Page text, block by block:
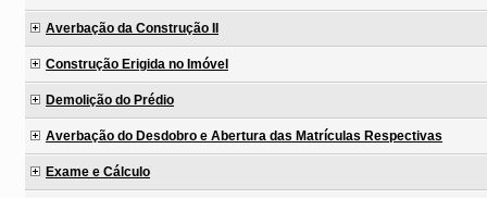
Averbação da Construção II
Construção Erigida no Imóvel
Demolição do Prédio
Averbação do Desdobro e Abertura das Matrículas Respectivas
Exame e Cálculo